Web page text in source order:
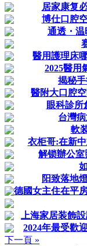
居家康复
博仕口腔
通透・
醫用護理床
2025醫用
揭秘
醫附大口腔
眼科診所
台灣
軟
衣柜哥:在新
解锁辦公室
阳致落地
德國女主住在平
上海家居装飾
2024年最受歡
下一頁 »